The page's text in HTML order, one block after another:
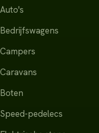
Auto's
Bedrijfswagens
Campers
Caravans
Boten
Speed-pedelecs